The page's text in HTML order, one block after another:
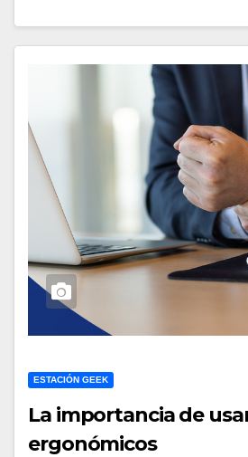
ESTACIÓN GEEK
La importancia de
ergonómicos